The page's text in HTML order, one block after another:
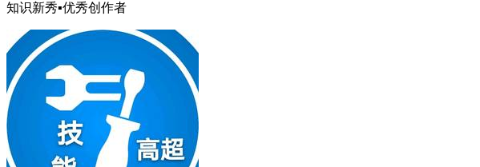
知识新秀▪优秀创作者